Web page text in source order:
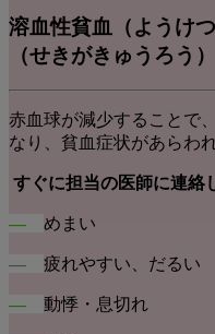
溶血性貧血 （ようけ
（せきがきゅうろう）
赤血球が減少することで
なり、貧血症状があらわれ
すぐに担当の医師に連絡
― めまい
― 疲れやすい、だるい
― 動悸・息切れ